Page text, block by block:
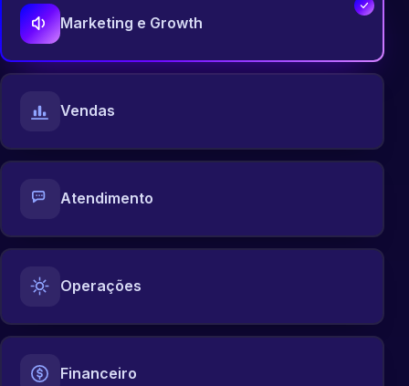
Marketing e Growth
Vendas
Atendimento
Operações
Financeiro